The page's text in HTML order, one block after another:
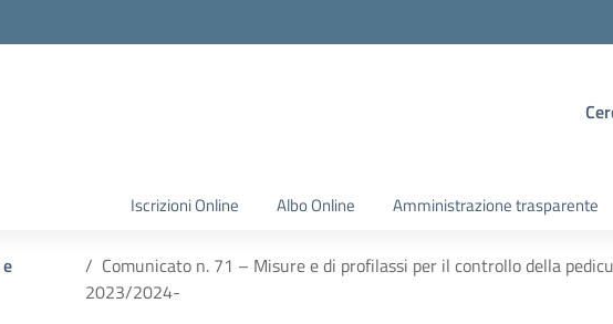
Iscrizioni Online Albo Online Amministrazione trasparente
Comunicato n. 71 – Misure e di profilassi per il controllo della
2023/2024-